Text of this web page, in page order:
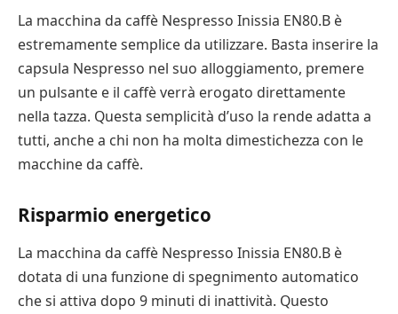
La macchina da caffè Nespresso Inissia EN80.B è
estremamente semplice da utilizzare. Basta inserire la
capsula Nespresso nel suo alloggiamento, premere
un pulsante e il caffè verrà erogato direttamente
nella tazza. Questa semplicità d’uso la rende adatta a
tutti, anche a chi non ha molta dimestichezza con le
macchine da caffè.
Risparmio energetico
La macchina da caffè Nespresso Inissia EN80.B è
dotata di una funzione di spegnimento automatico
che si attiva dopo 9 minuti di inattività. Questo